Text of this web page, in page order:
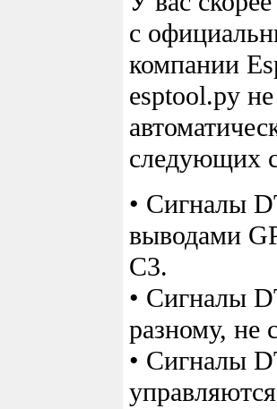
с
компании
esptool.py
следующих
• Сигналы
выводами
C3.
• Сигналы
разному, не
• Сигналы